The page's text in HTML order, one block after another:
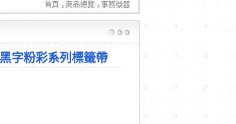
調整，不便之處敬請見諒！
首頁 商品總覽 事務機器
字粉彩系列標籤帶